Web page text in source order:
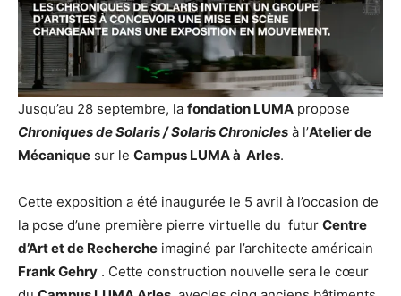
Jusqu’au 28 septembre, la fondation LUMA propose
Chroniques de Solaris /Solaris Chronicles à l’Atelier de
Mécanique sur le Campus LUMA à Arles.
Cette exposition a été inaugurée le 5 avril à l’occasion de
la pose d’une première pierre virtuelle du futur Centre
d’Art et de Recherche imaginé par l’architecte américain
Frank Gehry . Cette construction nouvelle sera le cœur